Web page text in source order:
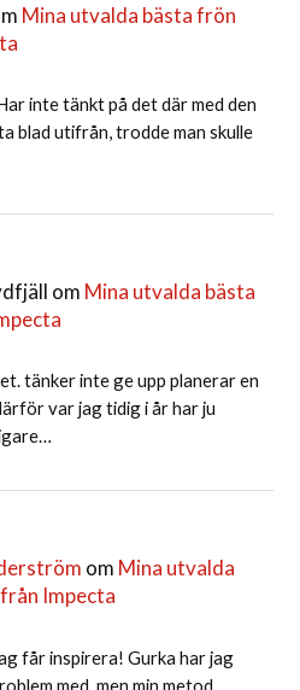
Mina utvalda bästa frön
inte tänkt på det där med den
blad utifrån, trodde man skulle
om Mina utvalda bästa
tänker inte ge upp planerar en
var jag tidig i år har ju
om Mina utvalda
Impecta
får inspirera! Gurka har jag
med, men min metod